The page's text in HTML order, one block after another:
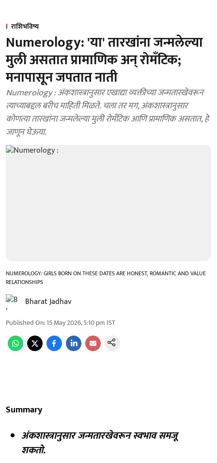
राशिभविष्य
Numerology: 'या' तारखांना जन्मलेल्या
मुली असतात प्रामाणिक अन् रोमॅंटिक;
मनापासून जपतात नाती
Numerology : अंकशास्त्रानुसार एखाद्या व्यक्तीच्या जन्मतारखेवरून
त्याच्याबद्दल बरीच माहिती मिळते. चला तर मग, अंकशास्त्रानुसार
कोणत्या तारखांना जन्मलेल्या मुली रोमॅंटिक आणि प्रामाणिक असतात, हे
जाणून घेऊया.
NUMEROLOGY: GIRLS BORN ON THESE DATES ARE HONEST, ROMANTIC AND VALUE
RELATIONSHIPS
Bharat Jadhav
Published On:15 May 2026, 5:10 pm IST
Summary
अंकशास्त्रानुसार जन्मतारखेवरून स्वभाव समजू
शकतो.